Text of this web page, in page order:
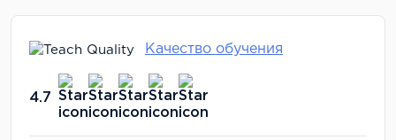
проблемы с платформой, их оперативно
отвечали в течение дня.
Цена
Качество обучения
4.7